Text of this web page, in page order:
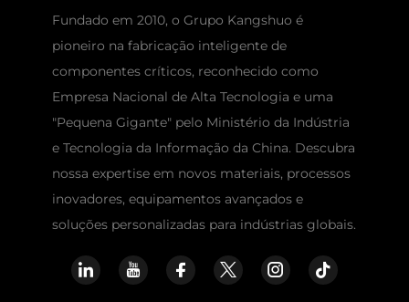
Fundado em 2010, o Grupo Kangshuo é
pioneiro na fabricação inteligente de
componentes críticos, reconhecido como
Empresa Nacional de Alta Tecnologia e uma
"Pequena Gigante" pelo Ministério da Indústria
e Tecnologia da Informação da China. Descubra
nossa expertise em novos materiais, processos
inovadores, equipamentos avançados e
soluções personalizadas para indústrias globais.